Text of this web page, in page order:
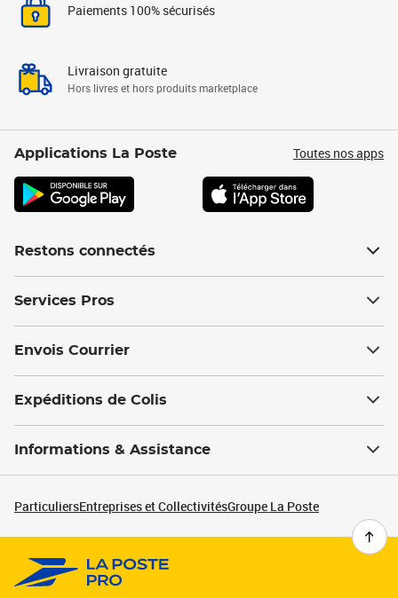
Paiements 100% sécurisés
Livraison gratuite
Hors livres et hors produits marketplace
Applications La Poste Toutes nos apps
Restons connectés
Services Pros
Envois Courrier
Expéditions de Colis
Informations & Assistance
ParticuliersEntreprises et CollectivitésGroupe La Poste